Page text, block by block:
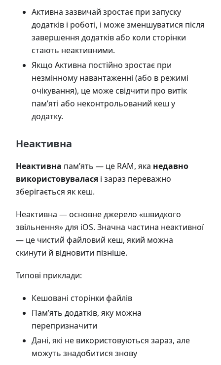
Активна зазвичай зростає при запуску
додатків і роботі, і може зменшуватися після
завершення додатків або коли сторінки
стають неактивними.
Якщо Активна постійно зростає при
незмінному навантаженні (або в режимі
очікування), це може свідчити про витік
пам’яті або неконтрольований кеш у
додатку.
Неактивна
Неактивна пам’ять — це RAM, яка недавно
використовувалася і зараз переважно
зберігається як кеш.
Неактивна — основне джерело «швидкого
звільнення» для iOS. Значна частина неактивної
— це чистий файловий кеш, який можна
скинути й відновити пізніше.
Типові приклади:
Кешовані сторінки файлів
Пам’ять додатків, яку можна
перепризначити
Дані, які не використовуються зараз, але
можуть знадобитися знову